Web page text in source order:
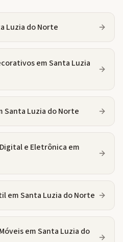
Luzia do Norte
emSanta Luzia
Santa Luzia do Norte
e Eletrônica em
emSanta Luzia do Norte
emSanta Luzia do